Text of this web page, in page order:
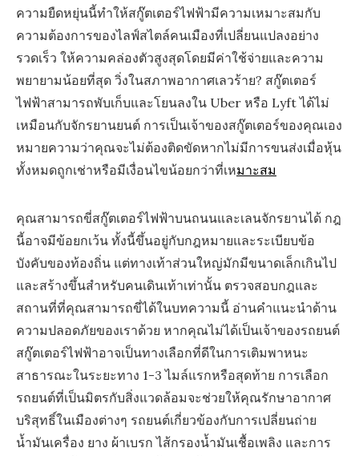
ความยืดหยุ่นนี้ทำให้สกู๊ตเตอร์ไฟฟ้ามีความเหมาะสมกับ
ความต้องการของไลฟ์สไตล์คนเมืองที่เปลี่ยนแปลงอย่าง
รวดเร็ว ให้ความคล่องตัวสูงสุดโดยมีค่าใช้จ่ายและความ
พยายามน้อยที่สุด วิ่งในสภาพอากาศเลวร้าย? สกู๊ตเตอร์
ไฟฟ้าสามารถพับเก็บและโยนลงใน Uber หรือ Lyft ได้ไม่
เหมือนกับจักรยานยนต์ การเป็นเจ้าของสกู๊ตเตอร์ของคุณเอง
หมายความว่าคุณจะไม่ต้องติดขัดหากไม่มีการขนส่งเมื่อหุ้น
ทั้งหมดถูกเช่าหรือมีเงื่อนไขน้อยกว่าที่เหมาะสม
คุณสามารถขี่สกู๊ตเตอร์ไฟฟ้าบนถนนและเลนจักรยานได้ กฎ
นี้อาจมีข้อยกเว้น ทั้งนี้ขึ้นอยู่กับกฎหมายและระเบียบข้อ
บังคับของท้องถิ่น แต่ทางเท้าส่วนใหญ่มักมีขนาดเล็กเกินไป
และสร้างขึ้นสำหรับคนเดินเท้าเท่านั้น ตรวจสอบกฎและ
สถานที่ที่คุณสามารถขี่ได้ในบทความนี้ อ่านคำแนะนำด้าน
ความปลอดภัยของเราด้วย หากคุณไม่ได้เป็นเจ้าของรถยนต์
สกู๊ตเตอร์ไฟฟ้าอาจเป็นทางเลือกที่ดีในการเติมพาหนะ
สาธารณะในระยะทาง 1-3 ไมล์แรกหรือสุดท้าย การเลือก
รถยนต์ที่เป็นมิตรกับสิ่งแวดล้อมจะช่วยให้คุณรักษาอากาศ
บริสุทธิ์ในเมืองต่างๆ รถยนต์เกี่ยวข้องกับการเปลี่ยนถ่าย
น้ำมันเครื่อง ยาง ผ้าเบรก ไส้กรองน้ำมันเชื้อเพลิง และการ